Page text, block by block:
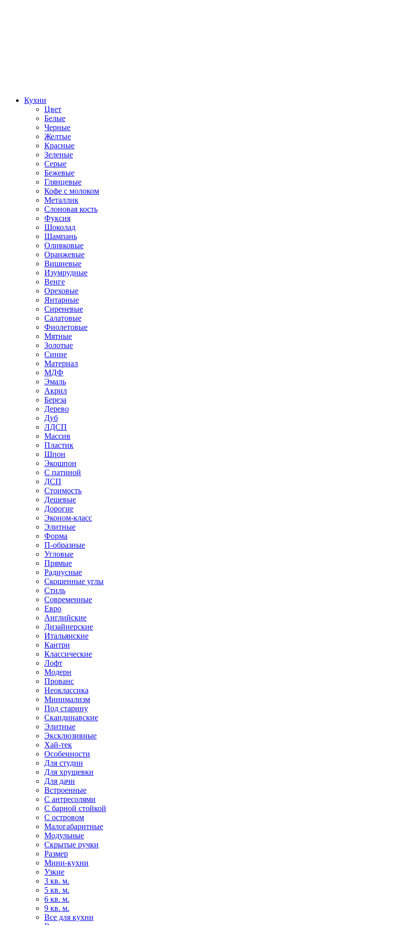
Кухни
Цвет
Белые
Черные
Желтые
Красные
Зеленые
Серые
Бежевые
Глянцевые
Кофе с молоком
Металлик
Слоновая кость
Фуксия
Шоколад
Шампань
Оливковые
Оранжевые
Вишневые
Изумрудные
Венге
Ореховые
Янтарные
Сиреневые
Салатовые
Фиолетовые
Мятные
Золотые
Синие
Материал
МДФ
Эмаль
Акрил
Береза
Дерево
Дуб
ЛДСП
Массив
Пластик
Шпон
Экошпон
С патиной
ДСП
Стоимость
Дешевые
Дорогие
Эконом-класс
Элитные
Форма
П-образные
Угловые
Прямые
Радиусные
Скошенные углы
Стиль
Современные
Евро
Английские
Дизайнерские
Итальянские
Кантри
Классические
Лофт
Модерн
Прованс
Неоклассика
Минимализм
Под старину
Скандинавские
Элитные
Эксклюзивные
Хай-тек
Особенности
Для студии
Для хрущевки
Для дачи
Встроенные
С антресолями
С барной стойкой
С островом
Малогабаритные
Модульные
Скрытые ручки
Размер
Мини-кухни
Узкие
3 кв. м.
5 кв. м.
6 кв. м.
9 кв. м.
Все для кухни